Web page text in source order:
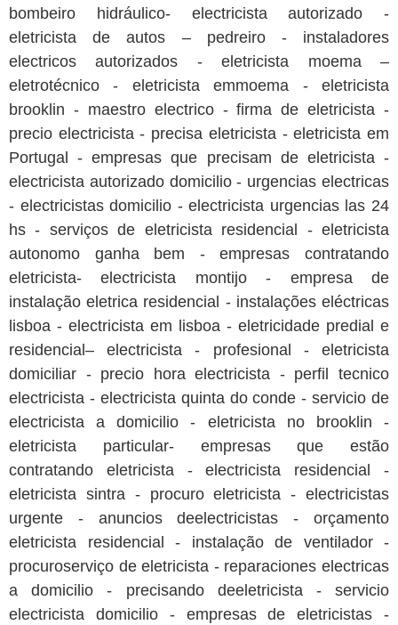
bombeiro hidráulico- electricista autorizado -
eletricista de autos – pedreiro - instaladores
electricos autorizados - eletricista moema –
eletrotécnico - eletricista emmoema - eletricista
brooklin - maestro electrico - firma de eletricista -
precio electricista - precisa eletricista - eletricista em
Portugal - empresas que precisam de eletricista -
electricista autorizado domicilio - urgencias electricas
- electricistas domicilio - electricista urgencias las 24
hs - serviços de eletricista residencial - eletricista
autonomo ganha bem - empresas contratando
eletricista- electricista montijo - empresa de
instalação eletrica residencial - instalações eléctricas
lisboa - electricista em lisboa - eletricidade predial e
residencial– electricista - profesional - eletricista
domiciliar - precio hora electricista - perfil tecnico
electricista - electricista quinta do conde - servicio de
electricista a domicilio - eletricista no brooklin -
eletricista particular- empresas que estão
contratando eletricista - electricista residencial -
eletricista sintra - procuro eletricista - electricistas
urgente - anuncios deelectricistas - orçamento
eletricista residencial - instalação de ventilador -
procuroserviço de eletricista - reparaciones electricas
a domicilio - precisando deeletricista - servicio
electricista domicilio - empresas de eletricistas -